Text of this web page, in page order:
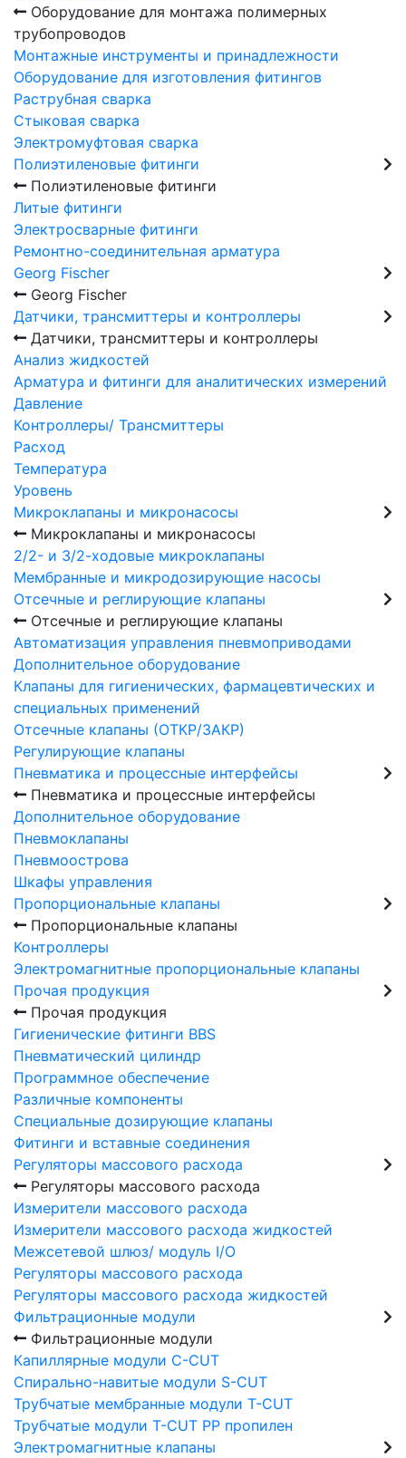
Оборудование для монтажа полимерных
трубопроводов
Монтажные инструменты и принадлежности
Оборудование для изготовления фитингов
Раструбная сварка
Стыковая сварка
Электромуфтовая сварка
Полиэтиленовые фитинги
Полиэтиленовые фитинги
Литые фитинги
Электросварные фитинги
Ремонтно-соединительная арматура
Georg Fischer
Georg Fischer
Датчики, трансмиттеры и контроллеры
Датчики, трансмиттеры и контроллеры
Анализ жидкостей
Арматура и фитинги для аналитических измерений
Давление
Контроллеры/ Трансмиттеры
Расход
Температура
Уровень
Микроклапаны и микронасосы
Микроклапаны и микронасосы
2/2- и 3/2-ходовые микроклапаны
Мембранные и микродозирующие насосы
Отсечные и реглирующие клапаны
Отсечные и реглирующие клапаны
Автоматизация управления пневмоприводами
Дополнительное оборудование
Клапаны для гигиенических, фармацевтических и
специальных применений
Отсечные клапаны (ОТКР/ЗАКР)
Регулирующие клапаны
Пневматика и процессные интерфейсы
Пневматика и процессные интерфейсы
Дополнительное оборудование
Пневмоклапаны
Пневмоострова
Шкафы управления
Пропорциональные клапаны
Пропорциональные клапаны
Контроллеры
Электромагнитные пропорциональные клапаны
Прочая продукция
Прочая продукция
Гигиенические фитинги BBS
Пневматический цилиндр
Программное обеспечение
Различные компоненты
Специальные дозирующие клапаны
Фитинги и вставные соединения
Регуляторы массового расхода
Регуляторы массового расхода
Измерители массового расхода
Измерители массового расхода жидкостей
Межсетевой шлюз/ модуль I/O
Регуляторы массового расхода
Регуляторы массового расхода жидкостей
Фильтрационные модули
Фильтрационные модули
Капиллярные модули C-CUT
Спирально-навитые модули S-CUT
Трубчатые мембранные модули T-CUT
Трубчатые модули T-CUT PP пропилен
Электромагнитные клапаны